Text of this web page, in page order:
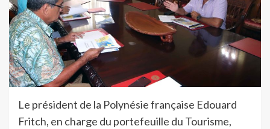
Le président de la Polynésie française Edouard
Fritch, en charge du portefeuille du Tourisme,